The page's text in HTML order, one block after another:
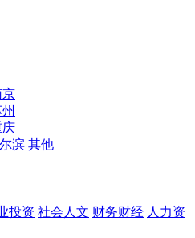
京
庆
滨 其他
投资 社会人文 财务财经 人力资